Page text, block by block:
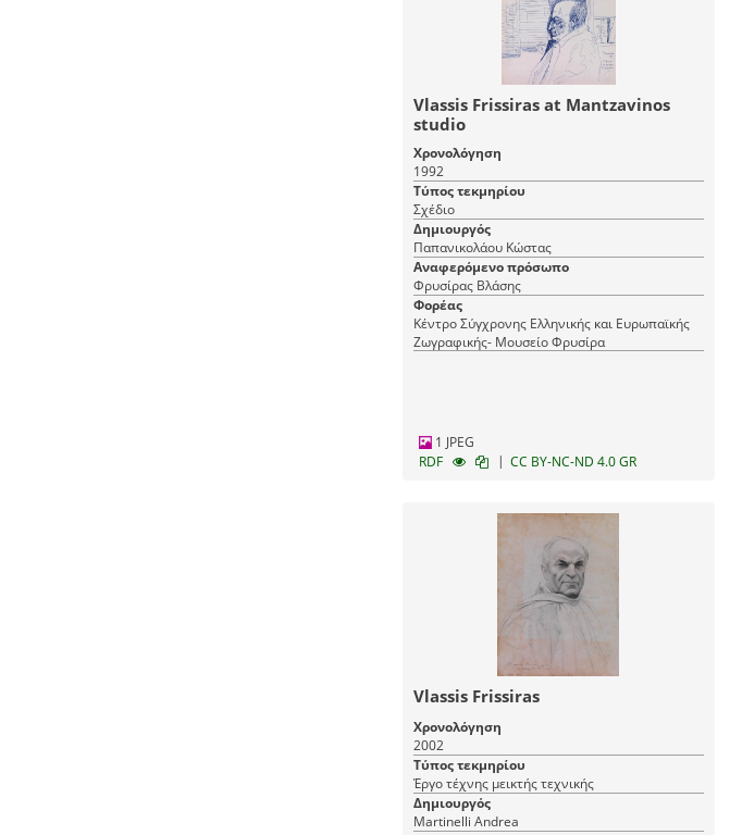
Vlassis Frissiras at Mantzavinos
studio
Χρονολόγηση
1992
Τύπος τεκμηρίου
Σχέδιο
Δημιουργός
Παπανικολάου Κώστας
Αναφερόμενο πρόσωπο
Φρυσίρας Βλάσης
Φορέας
Κέντρο Σύγχρονης Ελληνικής και Ευρωπαϊκής
Ζωγραφικής- Μουσείο Φρυσίρα
1 JPEG
RDF
| CC BY-NC-ND 4.0 GR
Vlassis Frissiras
Χρονολόγηση
2002
Τύπος τεκμηρίου
Έργο τέχνης μεικτής τεχνικής
Δημιουργός
Martinelli Andrea